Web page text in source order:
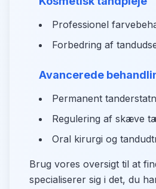
Professionel
Forbedring af
Avancerede
Permanent
Regulering af skæve
Oral kirurgi og
Brug vores oversigt til at
specialiserer sig i det, du